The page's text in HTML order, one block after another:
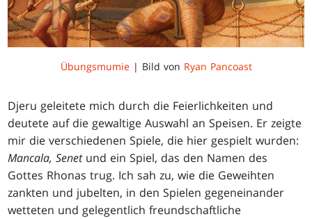
Übungsmumie | Bild von Ryan Pancoast
Djeru geleitete mich durch die Feierlichkeiten und
deutete auf die gewaltige Auswahl an Speisen. Er zeigte
mir die verschiedenen Spiele, die hier gespielt wurden:
Mancala, Senetund ein Spiel, das den Namen des
Gottes Rhonas trug. Ich sah zu, wie die Geweihten
zankten und jubelten, in den Spielen gegeneinander
wetteten und gelegentlich freundschaftliche